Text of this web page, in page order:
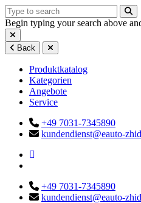
Begin typing your search above
Back
Produktkatalog
Kategorien
Angebote
Service
+49 7031-7345890
kundendienst@eauto-
+49 7031-7345890
kundendienst@eauto-